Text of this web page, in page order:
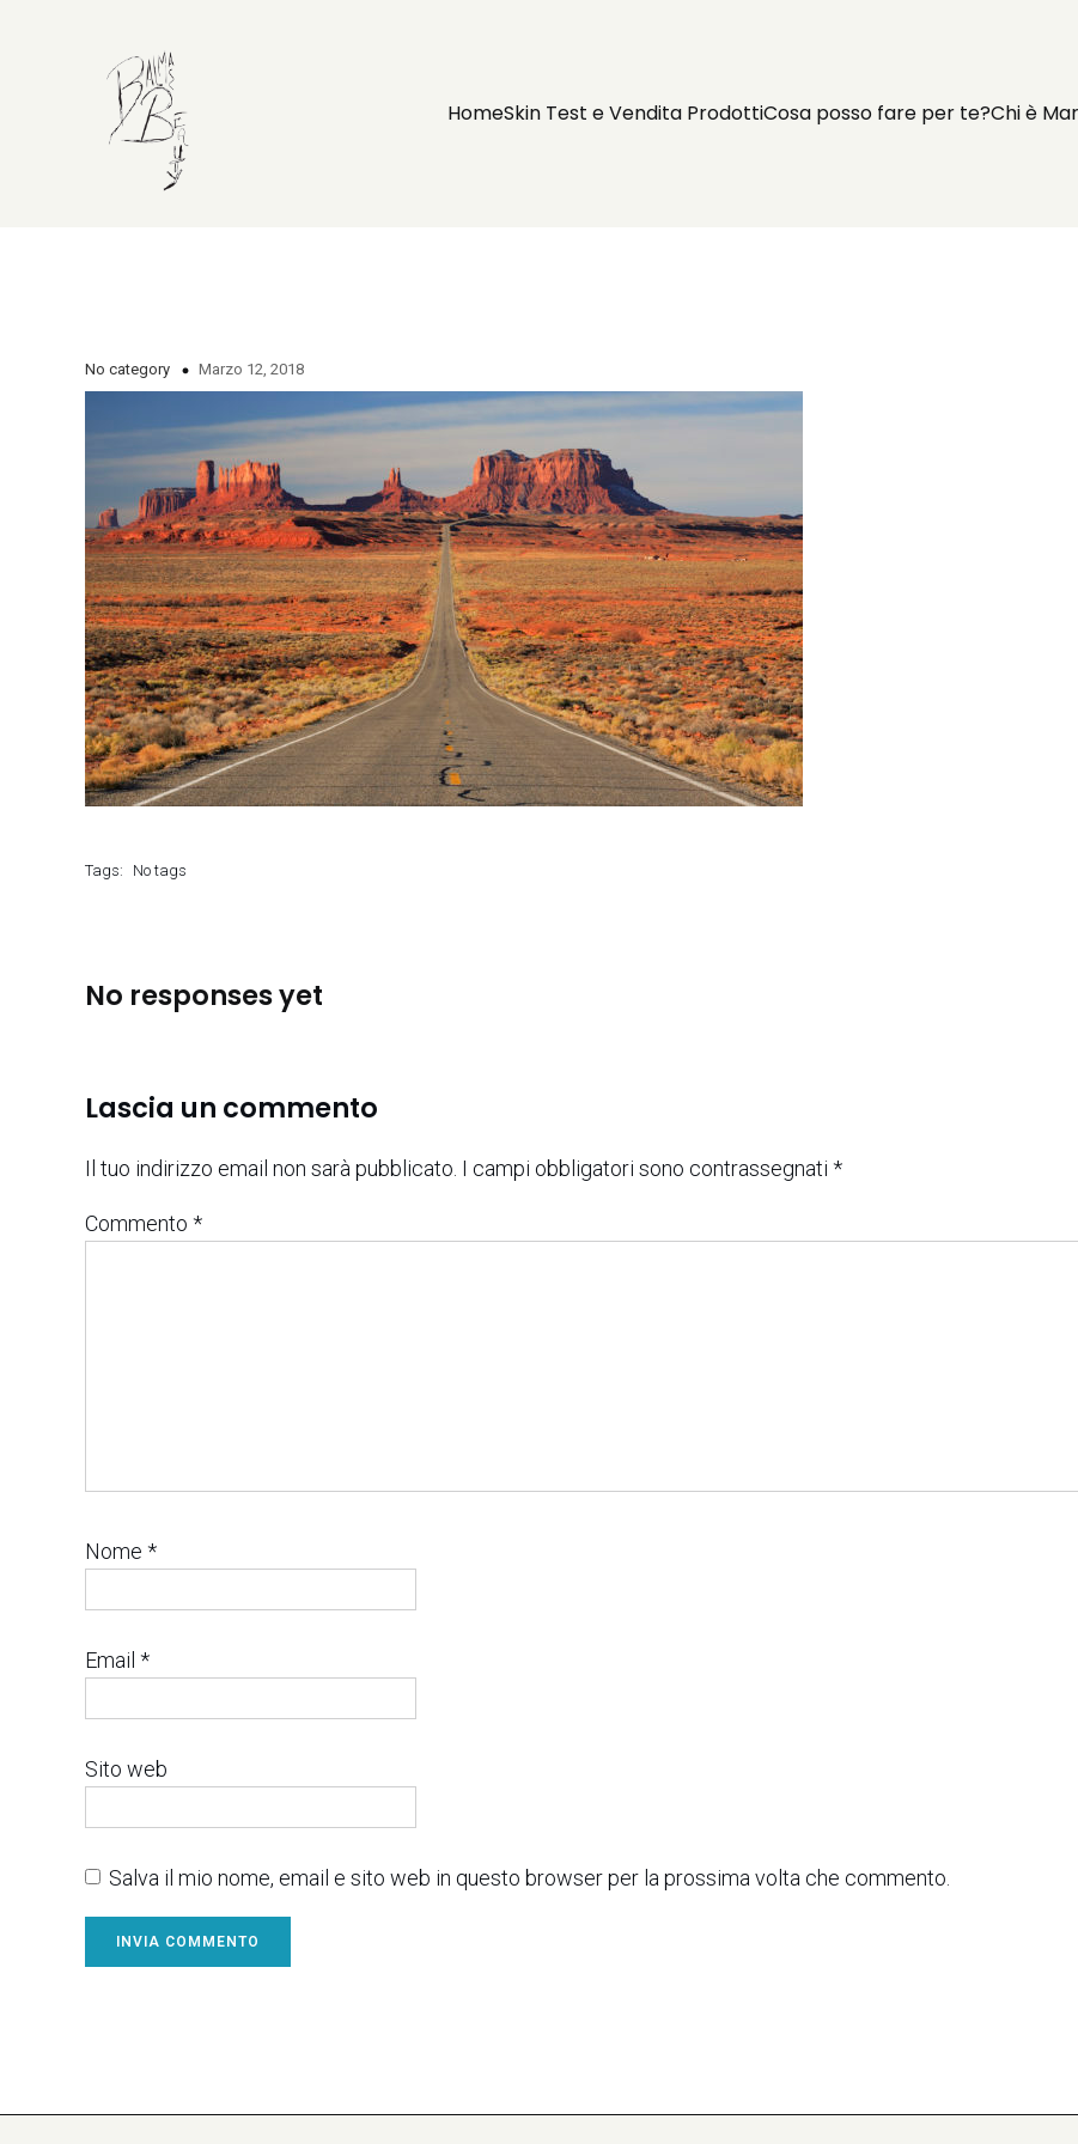
HomeSkin Test e Vendita ProdottiCosa posso fare per te?Chi è
No category Marzo 12, 2018
Tags: No tags
No responses yet
Lascia un commento
Il tuo indirizzo email non sarà pubblicato. I campi obbligatori sono contrassegnati *
Commento *
Nome *
Email *
Sito web
Salva il mio nome, email e sito web in questo browser per la prossima volta che commento.